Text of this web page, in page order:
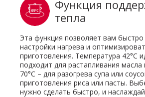
Функция
тепла
Эта функция позволяет вам быстро
настройки нагрева и
приготовления. Температура 42°C
подходит для растапливания
70°C – для разогрева супа или
приготовления риса или пасты.
нужно сделать быстро, и